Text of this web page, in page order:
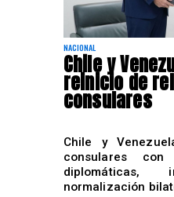
NACIONAL
Chile y
reinicio de
consulares
Chile y
consulares
normalización